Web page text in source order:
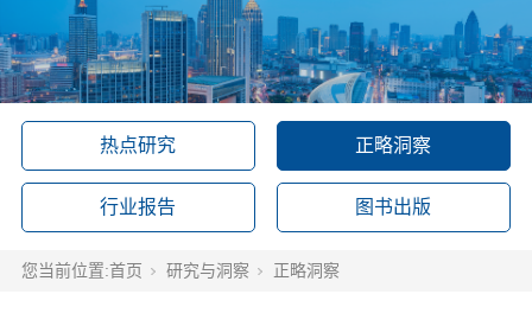
热点研究 正略洞察
行业报告 图书出版
您当前位置:首页 研究与洞察 正略洞察